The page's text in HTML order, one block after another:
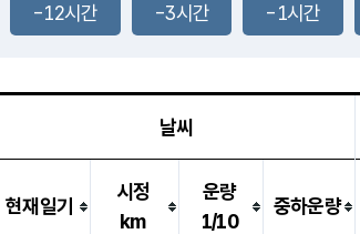
-12시간 -3시간 -1시간
날씨
현재일기
시정
km
운량
1/10
중하운량